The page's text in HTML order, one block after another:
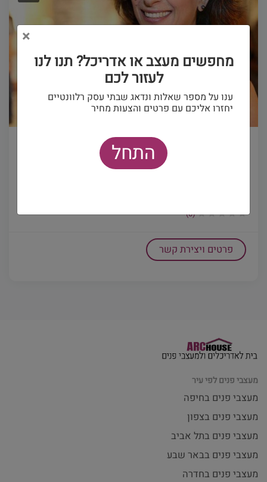
גלית פנינה אבינועם אדריכלות ועיצוב פנים
(0)
פרטים ויצירת קשר
מעצבי פנים לפי עיר
מעצבי פנים בחיפה
מעצבי פנים בצפון
מעצבי פנים בתל אביב
מעצבי פנים בבאר שבע
מעצבי פנים בחדרה
×
מחפשים מעצב או אדריכל? תנו לנו
לעזור לכם
ענו על מספר שאלות ונדאג שבתי עסק רלוונטיים
יחזרו אליכם עם פרטים והצעות מחיר
התחל